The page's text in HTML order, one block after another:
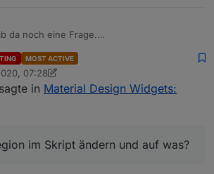
da noch eine Frage.
04-23 09:15:20.864
Pollenflug ist installiert und steht auf NRW.
vermute, dass das was mit der
MOST ACTIVE
07:28
sagte in Material Design Widgets:
im Skript ändern und auf was?